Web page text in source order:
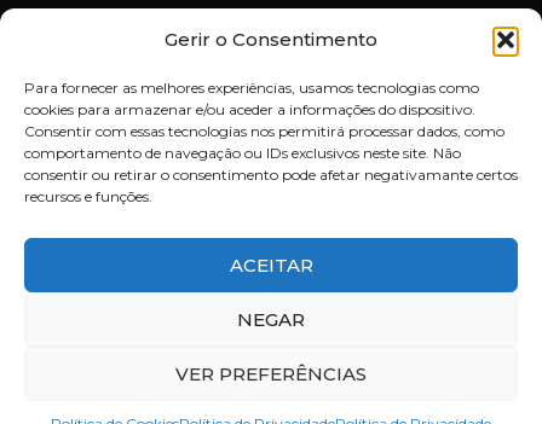
Gerir o Consentimento
Para fornecer as melhores experiências, usamos tecnologias como
cookies para armazenar e/ou aceder a informações do dispositivo.
Consentir com essas tecnologias nos permitirá processar dados, como
comportamento de navegação ou IDs exclusivos neste site. Não
consentir ou retirar o consentimento pode afetar negativamante certos
recursos e funções.
ACEITAR
NEGAR
VER PREFERÊNCIAS
5000-570 Vila Real
Deixe-nos a sua opinião